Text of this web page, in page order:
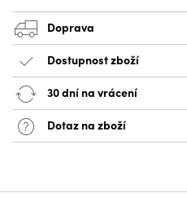
Doprava
Dostupnost zboží
30 dní na vrácení
Dotaz na zboží